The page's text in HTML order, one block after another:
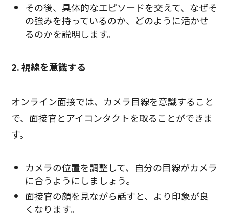
その後、具体的なエピソードを交えて、なぜそ
の強みを持っているのか、どのように活かせ
るのかを説明します。
2. 視線を意識する
オンライン面接では、カメラ目線を意識すること
で、面接官とアイコンタクトを取ることができま
す。
カメラの位置を調整して、自分の目線がカメラ
に合うようにしましょう。
面接官の顔を見ながら話すと、より印象が良
くなります。